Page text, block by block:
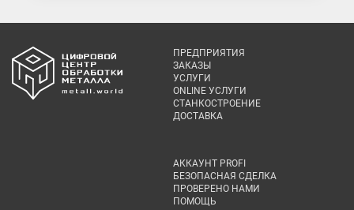
ПРЕДПРИЯТИЯ
ЗАКАЗЫ
УСЛУГИ
ONLINE УСЛУГИ
СТАНКОСТРОЕНИЕ
ДОСТАВКА
АККАУНТ PROFI
БЕЗОПАСНАЯ СДЕЛКА
ПРОВЕРЕНО НАМИ
ПОМОЩЬ